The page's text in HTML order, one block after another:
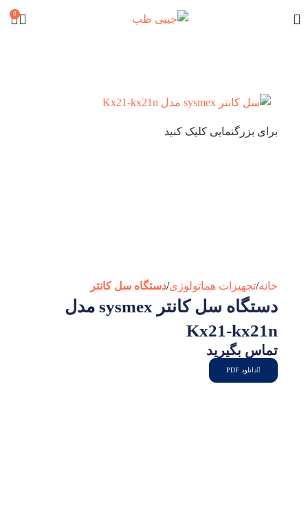
0
خانه تجهیزات هماتولوژی دستگاه سل کانتر
دستگاه سل کانتر sysmex مدل
Kx21-kx21n
تماس بگیرید
دانلود PDF
برای بزرگنمایی کلیک کنید